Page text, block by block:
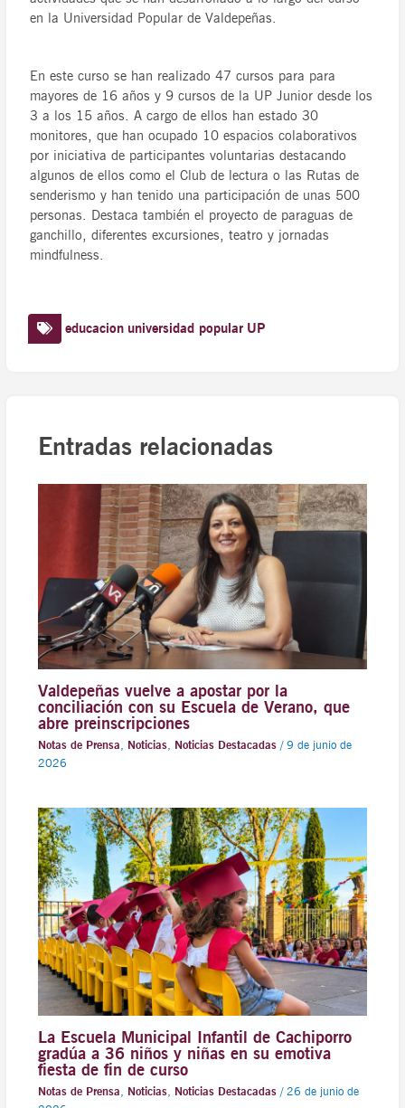
en la Universidad Popular de Valdepeñas.
En este curso se han realizado 47 cursos para para
mayores de 16 años y 9 cursos de la UP Junior desde los
3 a los 15 años. A cargo de ellos han estado 30
monitores, que han ocupado 10 espacios colaborativos
por iniciativa de participantes voluntarias destacando
algunos de ellos como el Club de lectura o las Rutas de
senderismo y han tenido una participación de unas 500
personas. Destaca también el proyecto de paraguas de
ganchillo, diferentes excursiones, teatro y jornadas
mindfulness.
educacion universidad popular UP
Entradas relacionadas
Valdepeñas vuelve a apostar por la
conciliación con su Escuela de Verano, que
abre preinscripciones
Notas de Prensa, Noticias, Noticias Destacadas/ 9 de junio de
2026
La Escuela Municipal Infantil de Cachiporro
gradúa a 36 niños y niñas en su emotiva
fiesta de fin de curso
Notas de Prensa, Noticias, Noticias Destacadas/ 26 de junio de